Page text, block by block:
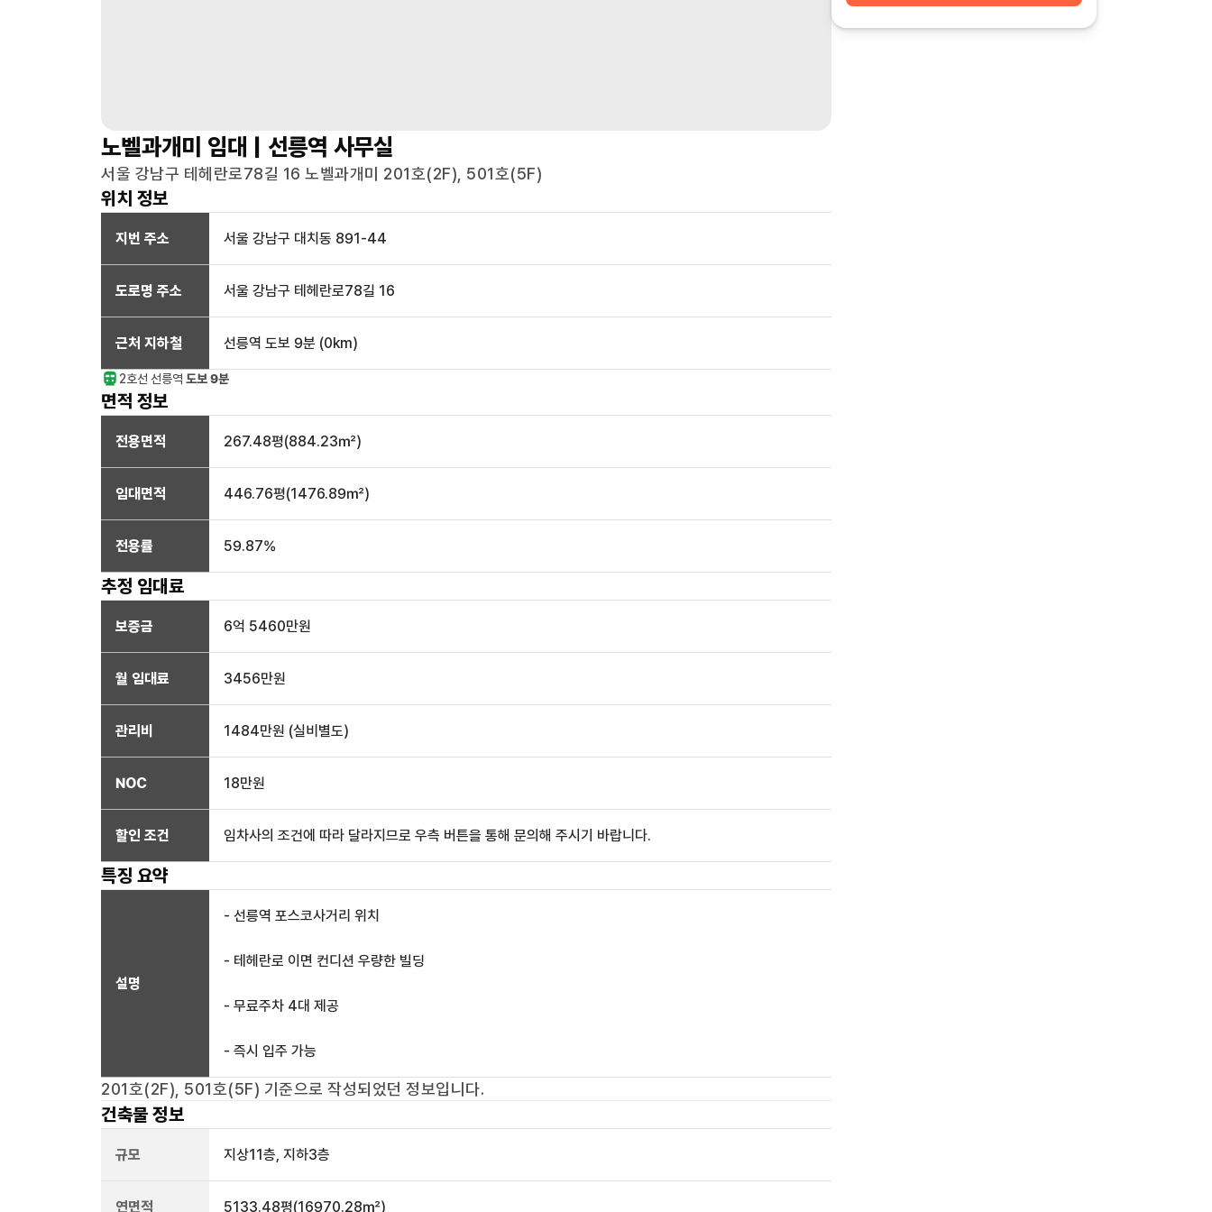
노벨과개미 임대 | 선릉역 사무실
서울 강남구 테헤란로78길 16 노벨과개미 201호(2F), 501호(5F)
위치 정보
지번 주소 서울 강남구 대치동 891-44
도로명 주소 서울 강남구 테헤란로78길 16
근처 지하철 선릉역 도보 9분 (0km)
2호선 선릉역 도보 9분
면적 정보
전용면적 267.48평(884.23㎡)
임대면적 446.76평(1476.89㎡)
전용률 59.87%
추정 임대료
보증금 6억 5460만원
월 임대료 3456만원
관리비 1484만원 (실비별도)
NOC 18만원
할인 조건 임차사의 조건에 따라 달라지므로 우측 버튼을 통해 문의해 주시기 바랍니다.
특징 요약
설명
- 선릉역 포스코사거리 위치
- 테헤란로 이면 컨디션 우량한 빌딩
- 무료주차 4대 제공
- 즉시 입주 가능
201호(2F), 501호(5F) 기준으로 작성되었던 정보입니다.
건축물 정보
규모 지상11층, 지하3층
연면적 5133.48평(16970.28㎡)